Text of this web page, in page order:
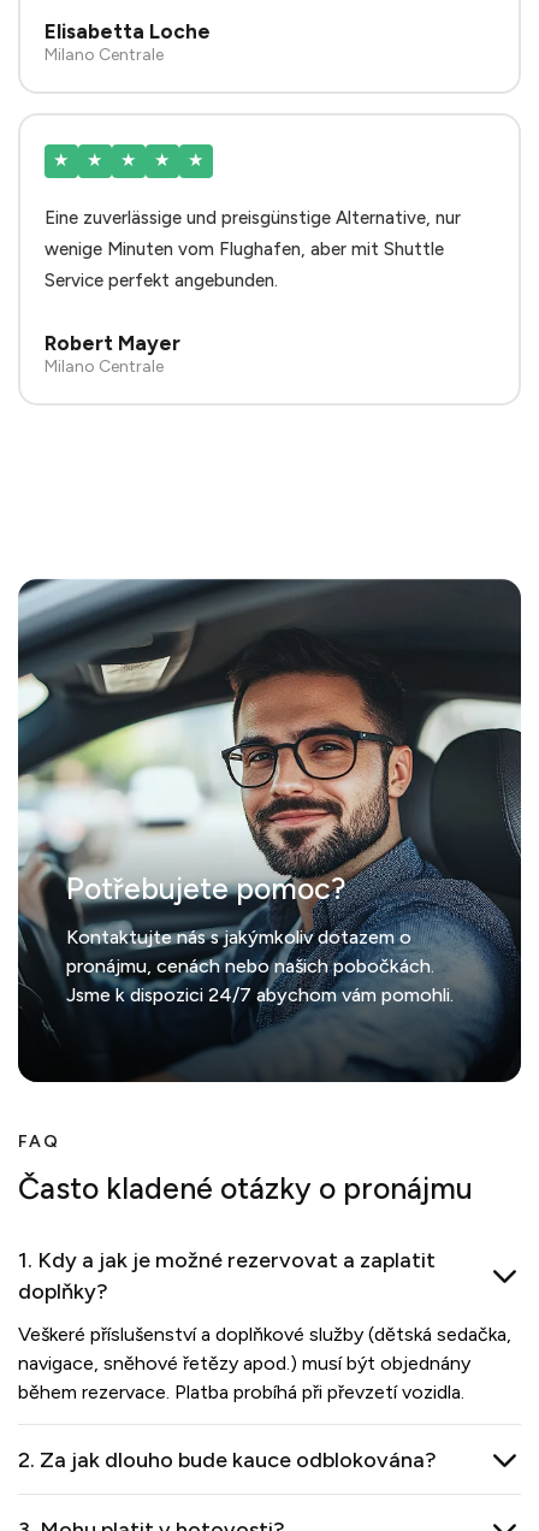
Elisabetta Loche
Milano Centrale
★ ★ ★ ★ ★
Eine zuverlässige und preisgünstige Alternative, nur
wenige Minuten vom Flughafen, aber mit Shuttle
Service perfekt angebunden.
Robert Mayer
Milano Centrale
Potřebujete pomoc?
Kontaktujte nás s jakýmkoliv dotazem o
pronájmu, cenách nebo našich pobočkách.
Jsme k dispozici 24/7 abychom vám pomohli.
FAQ
Často kladené otázky o pronájmu
1. Kdy a jak je možné rezervovat a zaplatit
doplňky?
Veškeré příslušenství a doplňkové služby (dětská sedačka,
navigace, sněhové řetězy apod.) musí být objednány
během rezervace. Platba probíhá při převzetí vozidla.
2. Za jak dlouho bude kauce odblokována?